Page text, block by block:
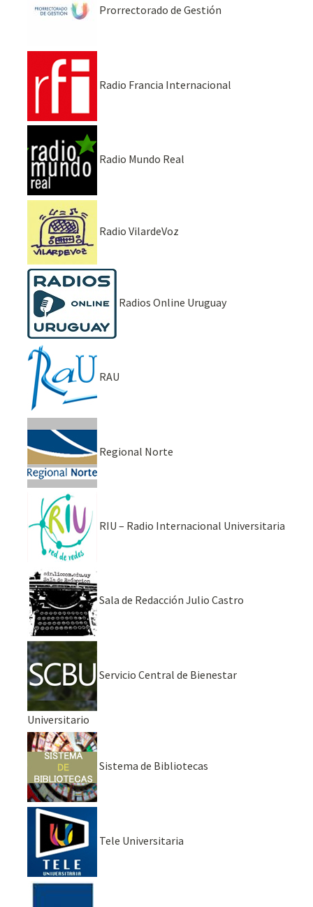
Prorrectorado de Gestión
Radio Francia Internacional
Radio Mundo Real
Radio VilardeVoz
Radios Online Uruguay
RAU
Regional Norte
RIU – Radio Internacional Universitaria
Sala de Redacción Julio Castro
Servicio Central de Bienestar
Universitario
Sistema de Bibliotecas
Tele Universitaria